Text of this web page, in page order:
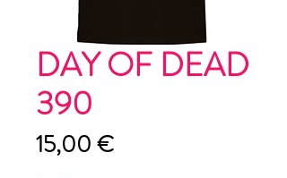
DAY OF DEAD
390
15,00 €Prezzo